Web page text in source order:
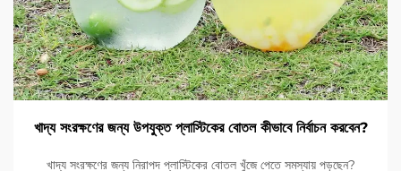
খাদ্য সংরক্ষণের জন্য উপযুক্ত প্লাস্টিকের বোতল কীভাবে নির্বাচন করবেন?
খাদ্য সংরক্ষণের জন্য নিরাপদ প্লাস্টিকের বোতল খুঁজে পেতে সমস্যায় পড়ছেন?